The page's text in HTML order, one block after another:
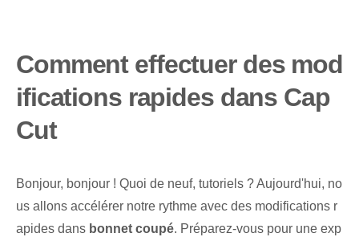
Comment effectuer des mod
ifications rapides dans Cap
Cut
Bonjour, bonjour ! Quoi de neuf, tutoriels ? Aujourd'hui, no
us allons accélérer notre rythme avec des modifications r
apides dans bonnet coupé. Préparez-vous pour une exp